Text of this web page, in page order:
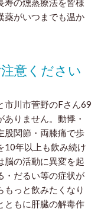
寿の燻蒸療法を皆様
薬がいつまでも温か
意ください
川市菅野のFさん69
りません。動悸・
股関節・両膝痛で歩
10年以上も飲み続け
脳の活動に異変を起
・だるい等の症状が
もっと飲みたくなり
ともに肝臓の解毒作